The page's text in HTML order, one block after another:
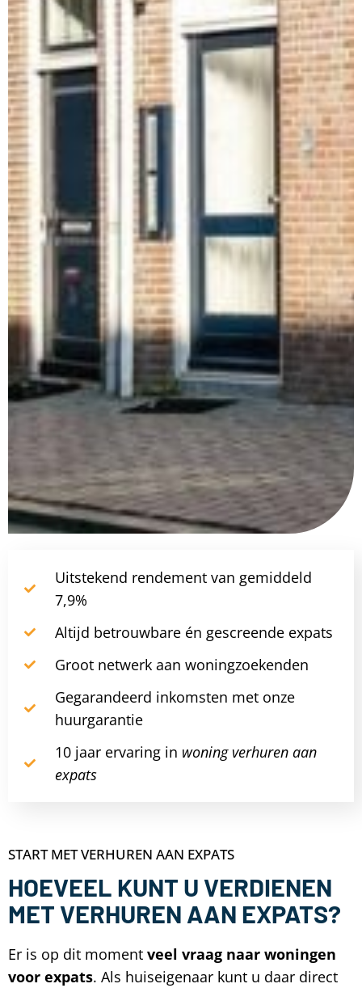
Uitstekend rendement van gemiddeld
7,9%
Altijd betrouwbare én gescreende expats
Groot netwerk aan woningzoekenden
Gegarandeerd inkomsten met onze
huurgarantie
10 jaar ervaring in woning verhuren aan
expats
START MET VERHUREN AAN EXPATS
HOEVEEL KUNT U VERDIENEN
MET VERHUREN AAN EXPATS?
Er is op dit moment veel vraag naar woningen
voor expats. Als huiseigenaar kunt u daar direct